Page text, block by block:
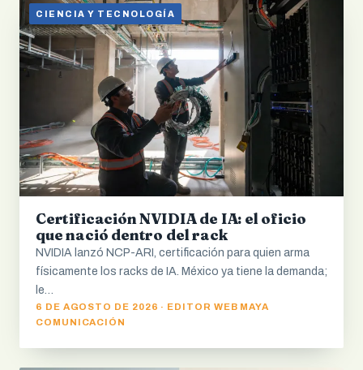
CIENCIA Y TECNOLOGÍA
Certificación NVIDIA de IA: el oficio
que nació dentro del rack
NVIDIA lanzó NCP-ARI, certificación para quien arma
físicamente los racks de IA. México ya tiene la demanda;
le…
6 DE AGOSTO DE 2026 · EDITOR WEB MAYA
COMUNICACIÓN